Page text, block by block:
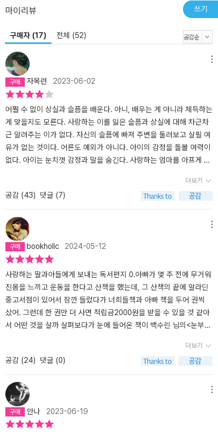
마이리뷰 쓰기
구매자 (17) 전체 (52)
자목련 2023-06-02
어쩔 수 없이 상실과 슬픔을 배운다. 아니, 배우는 게 아니라 체득하는
게 맞을지도 모른다. 사랑하는 이를 잃은 슬픔과 상실에 대해 차근차
근 알려주는 이가 없다. 자신의 슬픔에 빠져 주변을 둘러보고 살필 여
유가 없는 것이다. 어른도 예외가 아니다. 아이의 감정을 돌볼 여력이
없다. 아이는 눈치껏 감정과 말을 숨긴다. 사랑하는 엄마를 아프게 하
수 없는 슬픔이었다는 걸 나중에야 알게 된다. 누군가 그게 성장하는
거라고 말할지도 모른다. 조금씩 나아지고 괜찮아지고 있다고 말이
다. 그래도 누군가 곁에서 그 슬픔을 어루만지고 달래줘야 한다. 『눈
부신 안부』속 어린 ‘해미’는 스스로가 그런 역할을 자처했다. 1994년
가스 폭발 사고로 중학생이었던 언니를 잃고 엄마와 아빠는 슬픔에
침잠한다. 해미와 다르게 동생 해나는 마냥 즐겁다. 엄마와 아빠는 별
거를 했고 해미는 유학을 결정한 엄마와 해나와 함께 ‘행자’ 이모가 있
는 독일 G시로 향한다. 행자 이모는 파독 간호사로 일하다 지금은 의
사가 되었고 같은 처지의 다른 이모들과 함께 살아간다. 그곳에서 ‘마
리아’ 이모와 ‘선자’ 이모를 만나고 조금씩 독일 생활에 적응한다. 언
니를 잃은 슬픔이나 낯선 독일에서의 외로움을 알아주는 건 엄마가
아닌 행자 이모다. 해미의 마음을 헤아려주는 건 엄마가 아닌 행자 이
든다. 해미가 독일에서의 생활에 적응하고 안정이 되기 시작한 건 마
리아 이모의 딸 ‘레나’와 선자 이모의 아들 ‘한수’를 만나고부터다. 가
족끼리 만나고 왕래를 하면서 서로가 독일어와 한국말을 가르쳐 주면
서 친해진다. 그러다 한수의 부탁으로 셋은 단단한 사이가 된다. 한수
의 엄마 선자 이모의 첫사랑을 찾아달라고 한 것이다. 아픈 엄마에게
마지막 선물을 하고 싶은 한수의 부탁에 레나와 해미는 적극 동참한
다. 광부로 일하며 엄마와 결혼하고 이혼한 아빠가 아닌 한국에서부
더보기
공감 (43) 댓글 (7)
bookholic 2024-05-12
사랑하는 딸과아들에게 보내는 독서편지 0.아빠가 몇 주 전에 무거워
진몸을 느끼고 운동을 한다고 산책을 했는데, 그 산책의 끝에 알라딘
중고서점이 있어서 잠깐 들렀다가 너희들책과 아빠 책을 두어 권씩
샀어. 그런데 한 권만 더 사면 적립금2000원을 받을 수 있을 것 같아
서 어떤 것을 살까 살펴보다가 눈에 들어온 책이 백수린 님의<눈부신
어 책 제목은 알고 있던 책이야. 지은이는 백수린이라는 분인데, 아빠
는 젊은작가상 수상집에서 단편만 두 편 읽은 작가인데, 작품이어땠
는지 기억은 잘 나지 않았어. 이 소설은 다른 사람들의 평도 좋고,요즘
우리나라 작가들의 책들은 신뢰가 많이 가고 해서 구입해서 적립금 2
000원을 받았단다.순전히 적립금을 채우기 위해서골랐던 책인데, 정
말 재미있게 잘 읽었고, 백수린이라는 작가를새로 알게 되어 너무 좋
았단다. <눈부신 안부>는 12년만에 낸 첫 장편소설이라고 하는데, 첫
더보기
공감 (24) 댓글 (0)
안나 2023-06-19